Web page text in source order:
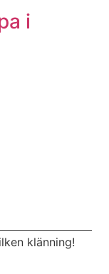
i
klänning!